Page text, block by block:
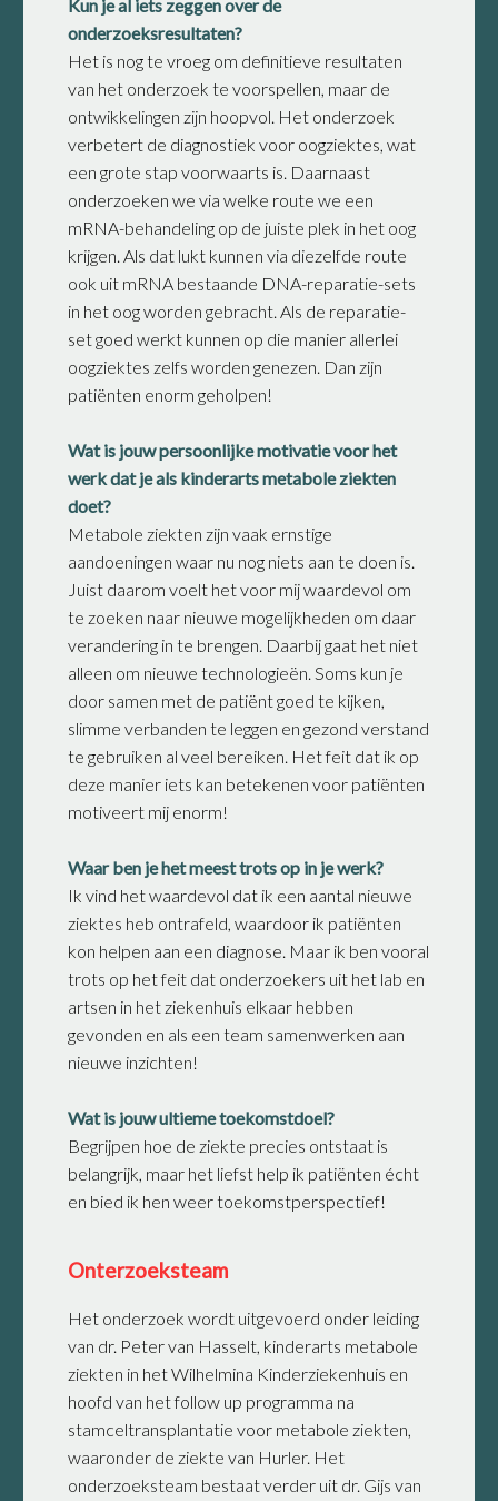
Kun je al iets zeggen over de
onderzoeksresultaten?
Het is nog te vroeg om definitieve resultaten
van het onderzoek te voorspellen, maar de
ontwikkelingen zijn hoopvol. Het onderzoek
verbetert de diagnostiek voor oogziektes, wat
een grote stap voorwaarts is. Daarnaast
onderzoeken we via welke route we een
mRNA-behandeling op de juiste plek in het oog
krijgen. Als dat lukt kunnen via diezelfde route
ook uit mRNA bestaande DNA-reparatie-sets
in het oog worden gebracht. Als de reparatie-
set goed werkt kunnen op die manier allerlei
oogziektes zelfs worden genezen. Dan zijn
patiënten enorm geholpen!
Wat is jouw persoonlijke motivatie voor het
werk dat je als kinderarts metabole ziekten
doet?
Metabole ziekten zijn vaak ernstige
aandoeningen waar nu nog niets aan te doen is.
Juist daarom voelt het voor mij waardevol om
te zoeken naar nieuwe mogelijkheden om daar
verandering in te brengen. Daarbij gaat het niet
alleen om nieuwe technologieën. Soms kun je
door samen met de patiënt goed te kijken,
slimme verbanden te leggen en gezond verstand
te gebruiken al veel bereiken. Het feit dat ik op
deze manier iets kan betekenen voor patiënten
motiveert mij enorm!
Waar ben je het meest trots op in je werk?
Ik vind het waardevol dat ik een aantal nieuwe
ziektes heb ontrafeld, waardoor ik patiënten
kon helpen aan een diagnose. Maar ik ben vooral
trots op het feit dat onderzoekers uit het lab en
artsen in het ziekenhuis elkaar hebben
gevonden en als een team samenwerken aan
nieuwe inzichten!
Wat is jouw ultieme toekomstdoel?
Begrijpen hoe de ziekte precies ontstaat is
belangrijk, maar het liefst help ik patiënten écht
en bied ik hen weer toekomstperspectief!
Onterzoeksteam
Het onderzoek wordt uitgevoerd onder leiding
van dr. Peter van Hasselt, kinderarts metabole
ziekten in het Wilhelmina Kinderziekenhuis en
hoofd van het follow up programma na
stamceltransplantatie voor metabole ziekten,
waaronder de ziekte van Hurler. Het
onderzoeksteam bestaat verder uit dr. Gijs van